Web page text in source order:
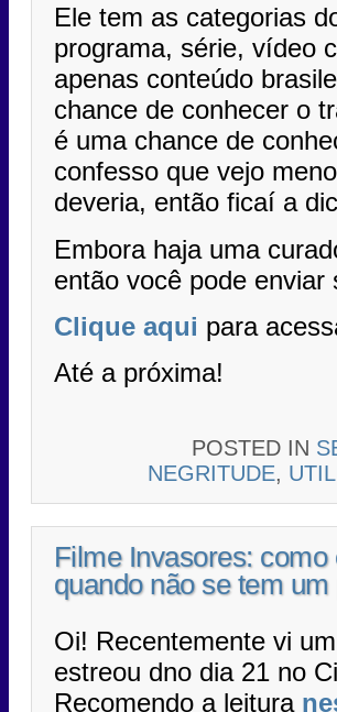
Ele tem as categorias
programa, série, vídeo
apenas conteúdo
chance de conhecer o
é uma chance de
confesso que vejo
deveria, então ficaí a
Embora haja uma
então você pode enviar
Clique aqui para
Até a próxima!
POSTED IN
NEGRITUDE,
Filme Invasores: como
quando não se tem um
Oi! Recentemente vi
estreou dno dia 21 no
Recomendo a leitura